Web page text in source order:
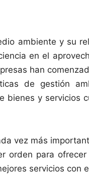
ambiente y su
en el
han
de gestión
bienes y servicios
vez más
orden para
servicios con